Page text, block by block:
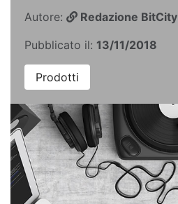
Autore:
Redazione BitCity
Pubblicato il: 13/11/2018
Prodotti